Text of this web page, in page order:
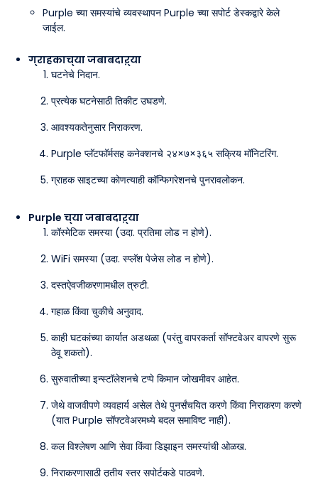
Purple च्या समस्यांचे व्यवस्थापन Purple च्या सपोर्ट डेस्कद्वारे केले
जाईल.
ग्राहकाच्या जबाबदाऱ्या
घटनेचे निदान.
प्रत्येक घटनेसाठी तिकीट उघडणे.
आवश्यकतेनुसार निराकरण.
Purple प्लॅटफॉर्मसह कनेक्शनचे २४×७×३६५ सक्रिय मॉनिटरिंग.
ग्राहक साइटच्या कोणत्याही कॉन्फिगरेशनचे पुनरावलोकन.
Purple च्या जबाबदाऱ्या
कॉस्मेटिक समस्या (उदा. प्रतिमा लोड न होणे).
WiFi समस्या (उदा. स्प्लॅश पेजेस लोड न होणे).
दस्तऐवजीकरणामधील त्रुटी.
गहाळ किंवा चुकीचे अनुवाद.
काही घटकांच्या कार्यात अडथळा (परंतु वापरकर्ता सॉफ्टवेअर वापरणे सुरू
ठेवू शकतो).
सुरुवातीच्या इन्स्टॉलेशनचे टप्पे किमान जोखमीवर आहेत.
जेथे वाजवीपणे व्यवहार्य असेल तेथे पुनर्संचयित करणे किंवा निराकरण करणे
(यात Purple सॉफ्टवेअरमध्ये बदल समाविष्ट नाही).
कल विश्लेषण आणि सेवा किंवा डिझाइन समस्यांची ओळख.
निराकरणासाठी तृतीय स्तर सपोर्टकडे पाठवणे.